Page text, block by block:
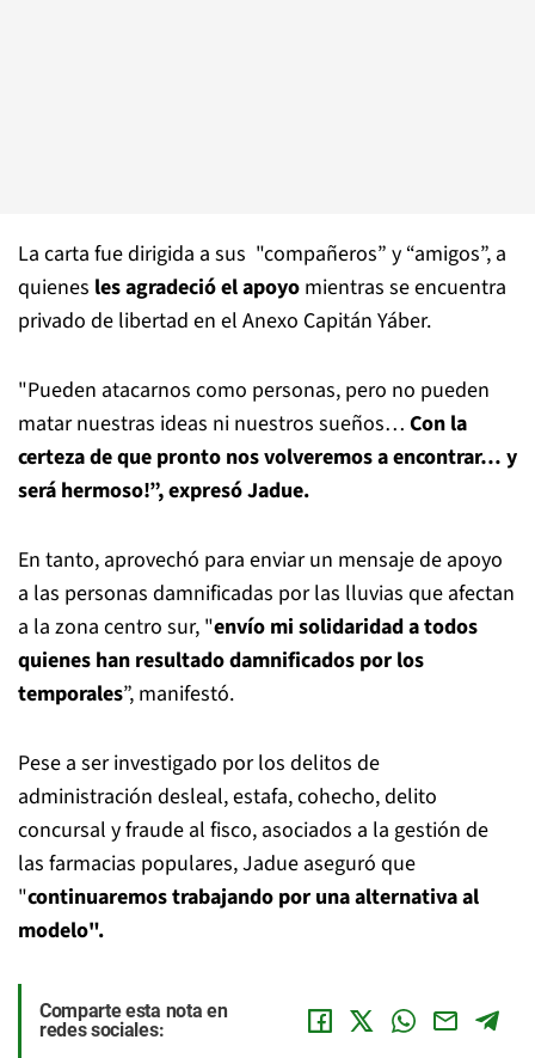
La carta fue dirigida a sus "compañeros” y “amigos”, a
quienes les agradeció el apoyo mientras se encuentra
privado de libertad en el Anexo Capitán Yáber.
"Pueden atacarnos como personas, pero no pueden
matar nuestras ideas ni nuestros sueños… Con la
certeza de que pronto nos volveremos a encontrar… y
será hermoso!”, expresó Jadue.
En tanto, aprovechó para enviar un mensaje de apoyo
a las personas damnificadas por las lluvias que afectan
a la zona centro sur, "envío mi solidaridad a todos
quienes han resultado damnificados por los
temporales”, manifestó.
Pese a ser investigado por los delitos de
administración desleal, estafa, cohecho, delito
concursal y fraude al fisco, asociados a la gestión de
las farmacias populares, Jadue aseguró que
"continuaremos trabajando por una alternativa al
modelo".
Comparte esta nota en
redes sociales: